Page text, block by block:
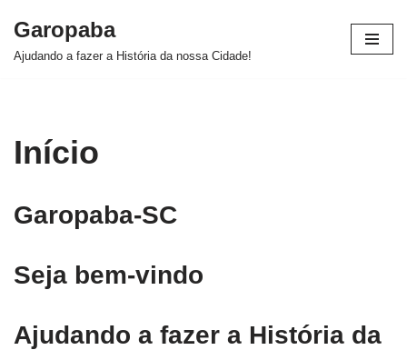
Pular
Garopaba
Ajudando a fazer a História da nossa Cidade!
Início
Garopaba-SC
Seja bem-vindo
Ajudando a fazer a História da